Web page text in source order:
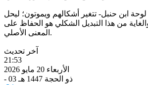
لوحة ابن حنبل- تتغير أشكالهم ويموتون؛ ليحل
من هذا التبديل الشكلي هو الحفاظ على
المعنى الأصلي.
آخر تحديث
21:53
الأربعاء 20 مايو 2026
- 03 ذو الحجة 1447 هـ